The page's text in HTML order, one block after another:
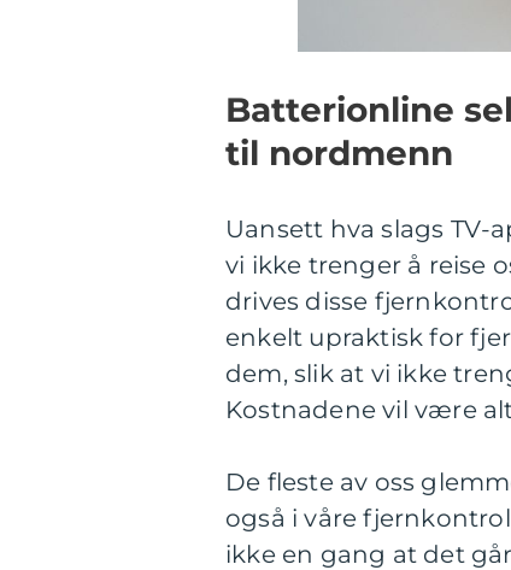
Batterionline
til nordmenn
Uansett hva slags TV-
vi ikke trenger å reise
drives disse
enkelt upraktisk for
dem, slik at vi ikke
Kostnadene vil være
De fleste av oss
også i våre
ikke en gang at det